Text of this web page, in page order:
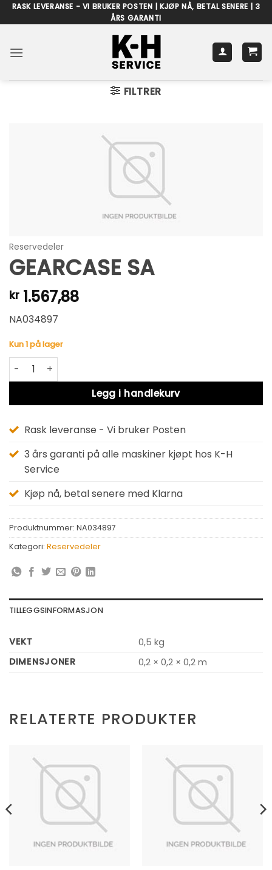
Skip
to
RASK LEVERANSE - VI BRUKER POSTEN | KJØP NÅ, BETAL SENERE | 3
ÅRS GARANTI
FILTRER
Reservedeler
GEARCASE SA
kr 1.567,88
NA034897
Kun 1 på lager
GEARCASE SA antall
Legg i handlekurv
Alternative:
Rask leveranse - Vi bruker Posten
3 års garanti på alle maskiner kjøpt hos K-H
Service
Kjøp nå, betal senere med Klarna
Produktnummer: NA034897
Kategori: Reservedeler
TILLEGGSINFORMASJON
VEKT
0,5 kg
DIMENSJONER
0,2 × 0,2 × 0,2 m
RELATERTE PRODUKTER